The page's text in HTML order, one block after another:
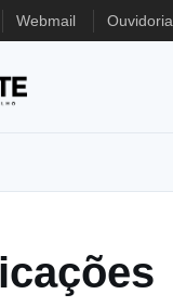
Webmail Ouvidoria